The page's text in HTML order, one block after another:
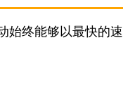
终能够以最快的速